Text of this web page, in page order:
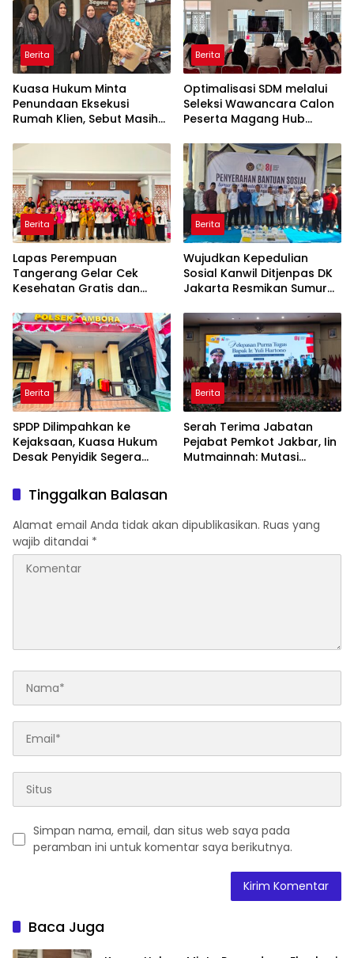
Berita
Kuasa Hukum Minta
Penundaan Eksekusi
Rumah Klien, Sebut Masih
Hukum yang Berjalan
Berita
Optimalisasi SDM melalui
Seleksi Wawancara Calon
Peserta Magang Hub
2026
Berita
Lapas Perempuan
Tangerang Gelar Cek
Kesehatan Gratis dan
DNA bagi Petugas dan
Warga Binaan
Berita
Wujudkan Kepedulian
Sosial Kanwil Ditjenpas DK
Jakarta Resmikan Sumur
Berita
SPDP Dilimpahkan ke
Kejaksaan, Kuasa Hukum
Desak Penyidik Segera
Pengeroyokan
Berita
Serah Terima Jabatan
Pejabat Pemkot Jakbar, Iin
Mutmainnah: Mutasi
Tinggalkan Balasan
Alamat email Anda tidak akan dipublikasikan. Ruas yang
wajib ditandai *
Simpan nama, email, dan situs web saya pada
peramban ini untuk komentar saya berikutnya.
Baca Juga